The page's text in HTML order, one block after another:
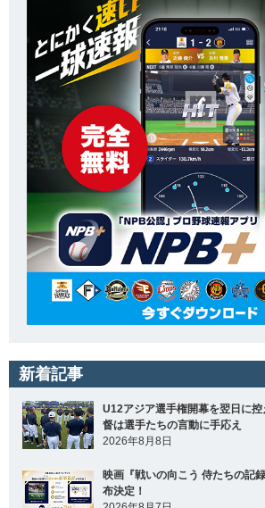
新着記事
U12アジア選手権開幕を翌日に
督は選手たちの言動に手応え
2026年8月8日
映画『戦いの向こう 侍たちの記
布決定！